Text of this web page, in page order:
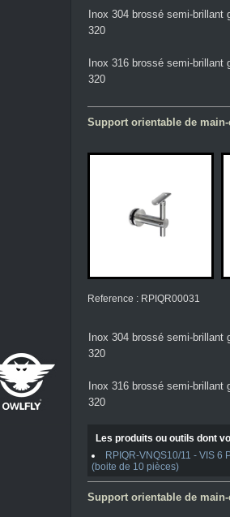
Inox 304 brossé semi-brillant
320
Inox 316 brossé semi-brillant
320
Support orientable de
Reference : RPIQR00031
Inox 304 brossé semi-brillant
320
Inox 316 brossé semi-brillant
320
Les produits ou outils dont
RPIQR-VNQS10/11 - VIS
(boite de 10 pièces)
Support orientable de